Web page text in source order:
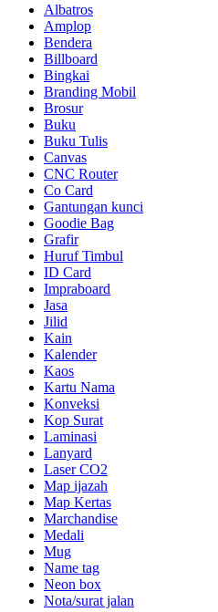
Albatros
Amplop
Bendera
Billboard
Bingkai
Branding Mobil
Brosur
Buku
Buku Tulis
Canvas
CNC Router
Co Card
Gantungan kunci
Goodie Bag
Grafir
Huruf Timbul
ID Card
Impraboard
Jasa
Jilid
Kain
Kalender
Kaos
Kartu Nama
Konveksi
Kop Surat
Laminasi
Lanyard
Laser CO2
Map ijazah
Map Kertas
Marchandise
Medali
Mug
Name tag
Neon box
Nota/surat jalan